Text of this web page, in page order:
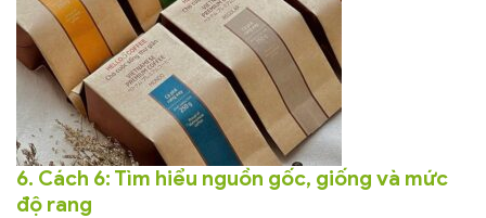
6. Cách 6: Tìm hiểu nguồn gốc, giống và mức
độ rang